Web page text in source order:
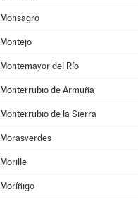
Monsagro
Montejo
Montemayor del Río
Monterrubio de Armuña
Monterrubio de la Sierra
Morasverdes
Morille
Moríñigo